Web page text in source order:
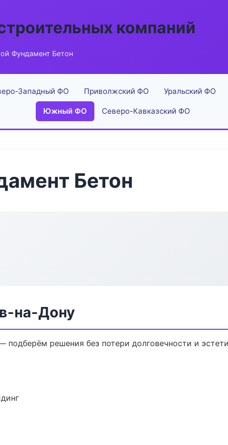
компаний
Фундамент Бетон
Западный ФО Приволжский ФО Уральский ФО
Южный ФО Северо-Кавказский ФО
Бетон
на-Дону
решения без потери долговечности и